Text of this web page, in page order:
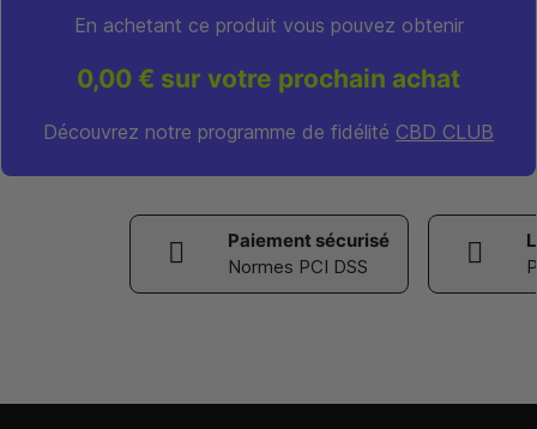
En achetant ce produit vous pouvez obtenir
0,00 € sur votre prochain achat
Découvrez notre programme de fidélité CBD CLUB
Paiement sécurisé
Normes PCI DSS